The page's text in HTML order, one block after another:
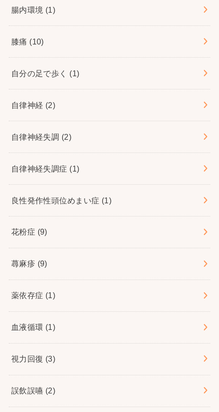
腸内環境 (1)
膝痛 (10)
自分の足で歩く (1)
自律神経 (2)
自律神経失調 (2)
自律神経失調症 (1)
良性発作性頭位めまい症 (1)
花粉症 (9)
蕁麻疹 (9)
薬依存症 (1)
血液循環 (1)
視力回復 (3)
誤飲誤嚥 (2)